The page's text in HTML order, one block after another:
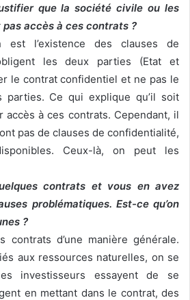
que la société civile ou les
pas accès à ces contrats ?
est l’existence des clauses de
les deux parties (Etat et
le contrat confidentiel et ne pas le
parties. Ce qui explique qu’il soit
accès à ces contrats. Cependant, il
pas de clauses de confidentialité,
Ceux-là, on peut les
contrats et vous en avez
problématiques. Est-ce qu’on
?
contrats d’une manière générale.
aux ressources naturelles, on se
investisseurs essayent de se
en mettant dans le contrat, des